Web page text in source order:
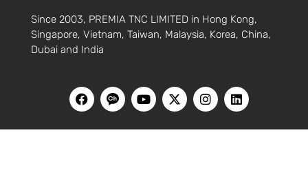
Since 2003, PREMIA TNC LIMITED in Hong Kong,
Singapore, Vietnam, Taiwan, Malaysia, Korea, China,
Dubai and India